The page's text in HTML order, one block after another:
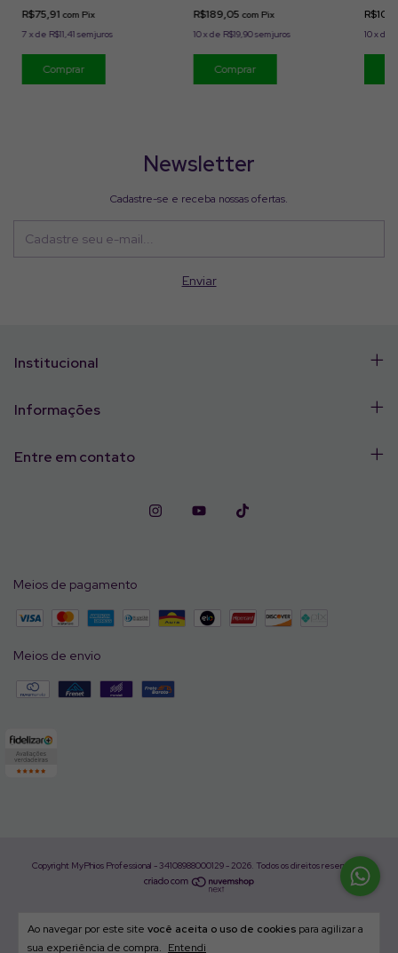
Ao navegar por este site você aceita o uso de cookies para agilizar a
sua experiência de compra. Entendi
R$75,91com Pix
7 xde R$11,41 sem juros
R$189,05com Pix
10xde R$19,90sem juros 10xde
Newsletter
Cadastre-se e receba nossas ofertas.
Institucional
Informações
Entre em contato
Meios de pagamento
Meios de envio
Copyright MyPhios Professional - 34108988000129 - 2026. Todos os direitos reservados.